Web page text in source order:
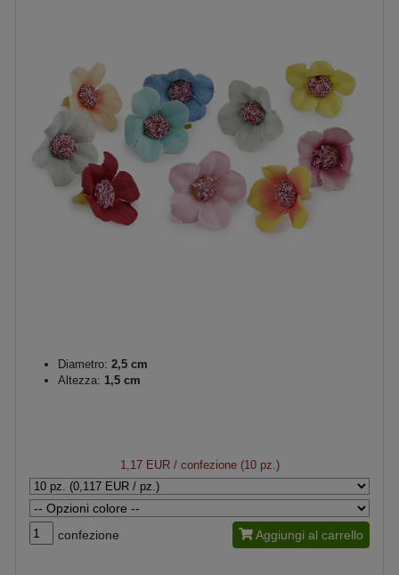
Diametro: 2,5 cm
Altezza: 1,5 cm
1,17 EUR/ confezione (10 pz.)
confezione Aggiungi al carrello